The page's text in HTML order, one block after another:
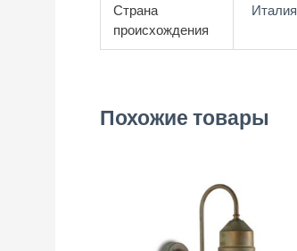
Страна
происхождения
Италия
Похожие товары